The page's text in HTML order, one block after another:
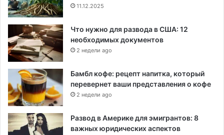
11.12.2025
Что нужно для развода в США: 12
необходимых документов
2 недели ago
Бамбл кофе: рецепт напитка, который
перевернет ваши представления о кофе
2 недели ago
Развод в Америке для эмигрантов: 8
важных юридических аспектов